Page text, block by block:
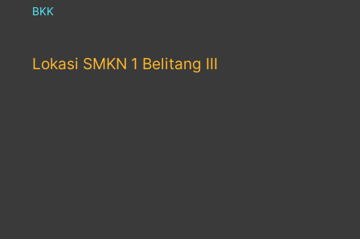
BKK
Lokasi SMKN 1 Belitang III